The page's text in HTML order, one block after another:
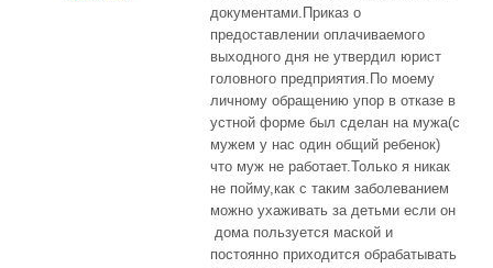
документами.Приказ о
предоставлении оплачиваемого
выходного дня не утвердил юрист
головного предприятия.По моему
личному обращению упор в отказе в
устной форме был сделан на мужа(с
мужем у нас один общий ребенок)
что муж не работает.Только я никак
не пойму,как с таким заболеванием
можно ухаживать за детьми если он
дома пользуется маской и
постоянно приходится обрабатывать